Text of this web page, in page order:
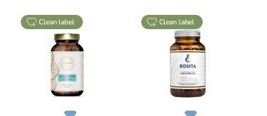
clean label clean label